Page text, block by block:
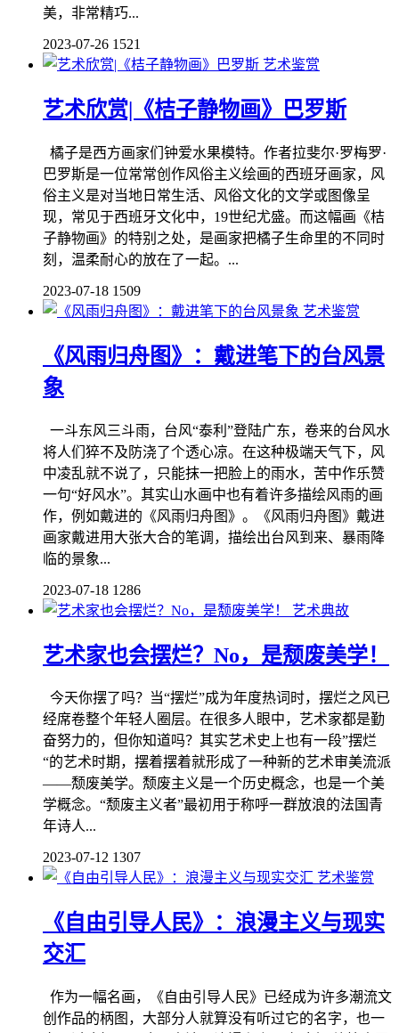
美，非常精巧...
2023-07-26 1521
艺术鉴赏
艺术欣赏|《桔子静物画》巴罗斯
​橘子是西方画家们钟爱水果模特。作者拉斐尔·罗梅罗·
巴罗斯是一位常常创作风俗主义绘画的西班牙画家，风
俗主义是对当地日常生活、风俗文化的文学或图像呈
现，常见于西班牙文化中，19世纪尤盛。而这幅画《桔
子静物画》的特别之处，是画家把橘子生命里的不同时
刻，温柔耐心的放在了一起。...
2023-07-18 1509
艺术鉴赏
《风雨归舟图》：戴进笔下的台风景
象
一斗东风三斗雨，台风“泰利”登陆广东，卷来的台风水
将人们猝不及防浇了个透心凉。在这种极端天气下，风
中凌乱就不说了，只能抹一把脸上的雨水，苦中作乐赞
一句“好风水”。其实山水画中也有着许多描绘风雨的画
作，例如戴进的《风雨归舟图》。《风雨归舟图》戴进
画家戴进用大张大合的笔调，描绘出台风到来、暴雨降
临的景象...
2023-07-18 1286
艺术典故
艺术家也会摆烂？No，是颓废美学！
今天你摆了吗？当“摆烂”成为年度热词时，摆烂之风已
经席卷整个年轻人圈层。在很多人眼中，艺术家都是勤
奋努力的，但你知道吗？其实艺术史上也有一段”摆烂
“的艺术时期，摆着摆着就形成了一种新的艺术审美流派
——颓废美学。颓废主义是一个历史概念，也是一个美
学概念。“颓废主义者”最初用于称呼一群放浪的法国青
年诗人...
2023-07-12 1307
艺术鉴赏
《自由引导人民》：浪漫主义与现实
交汇
作为一幅名画，《自由引导人民》已经成为许多潮流文
创作品的柄图，大部分人就算没有听过它的名字，也一